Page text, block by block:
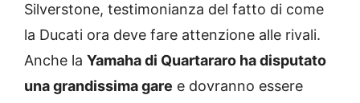
Silverstone, testimonianza del fatto di come
la Ducati ora deve fare attenzione alle rivali.
Anche la Yamaha di Quartararo ha disputato
una grandissima gare e dovranno essere